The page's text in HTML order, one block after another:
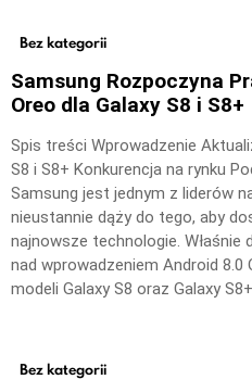
Bez kategorii
Samsung Rozpoczyna
Oreo dla Galaxy S8 i S8+
Spis treści Wprowadzenie
S8 i S8+ Konkurencja na rynku
Samsung jest jednym z liderów
nieustannie dąży do tego, aby
najnowsze technologie. Właśnie
nad wprowadzeniem Android
modeli Galaxy S8 oraz Galaxy
Bez kategorii